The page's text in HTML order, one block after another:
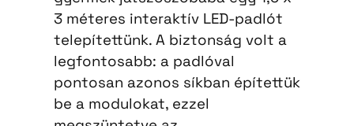
3 méteres interaktív LED-padlót
telepítettünk. A biztonság volt a
legfontosabb: a padlóval
pontosan azonos síkban építettük
be a modulokat, ezzel